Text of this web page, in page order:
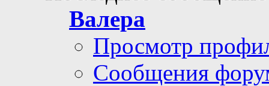
Валера
Просмотр
Сообщения